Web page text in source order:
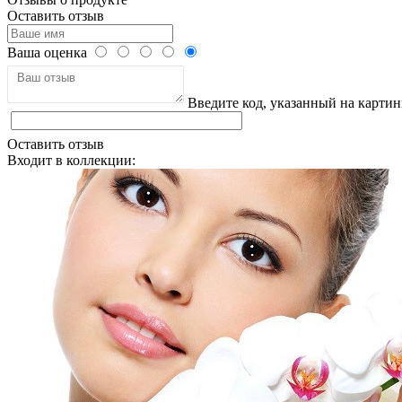
Оставить отзыв
Ваша оценка
Введите код, указанный на
Оставить отзыв
Входит в коллекции: